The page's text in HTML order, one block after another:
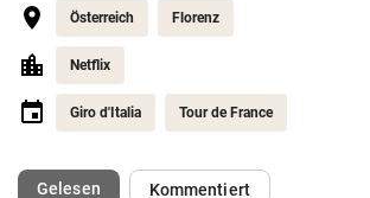
Österreich Florenz
Netflix
Giro d'Italia Tour de France
Gelesen(ausgewählt)Kommentiert